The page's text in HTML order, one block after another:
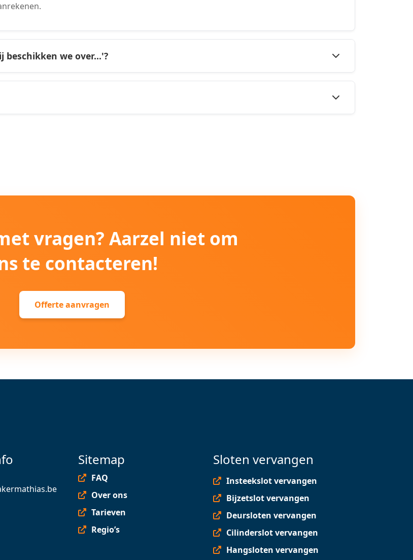
we over...'?
vragen? Aarzel niet om
te contacteren!
Offerte aanvragen
Sitemap
FAQ
Over ons
Tarieven
Regio’s
Sloten vervangen
Insteekslot vervangen
Bijzetslot vervangen
Deursloten vervangen
Cilinderslot vervangen
Hangsloten vervangen